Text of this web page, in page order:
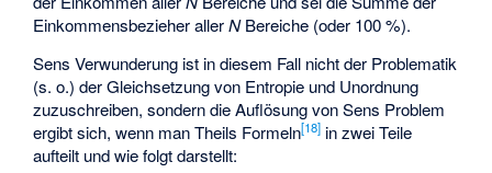
Einkommensbezieher allerNBereiche (oder 100 %).
Sens Verwunderung ist in diesem Fall nicht der Problematik
(s. o.) der Gleichsetzung von Entropie und Unordnung
zuzuschreiben, sondern die Auflösung von Sens Problem
ergibt sich, wenn man Theils Formeln[18] in zwei Teile
aufteilt und wie folgt darstellt: